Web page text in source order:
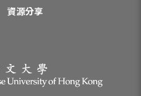
資源分享